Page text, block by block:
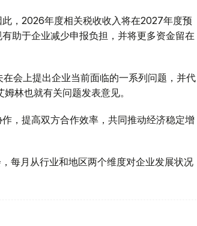
，2026年度相关税收收入将在2027年度预
助于企业减少申报负担，并将更多资金留在
会上提出企业当前面临的一系列问题，并代
林也就有关问题发表意见。
，提高双方合作效率，共同推动经济稳定增
每月从行业和地区两个维度对企业发展状况